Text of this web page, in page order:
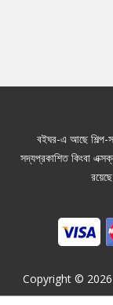
বইঘর-এ আছে শিল্প-
সদ্যপ্রকাশিত কিংবা
Copyright © 2026